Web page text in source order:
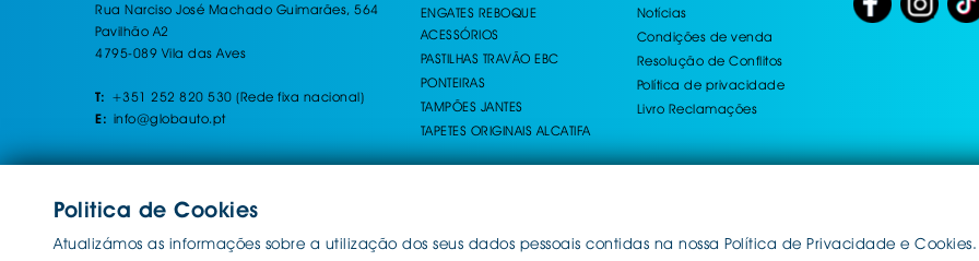
Rua Narciso José Machado Guimarães, 564
Pavilhão A2
4795-089 Vila das Aves
T: +351 252 820 530 (Rede fixa nacional)
E: info@globauto.pt
ENGATES REBOQUE
ACESSÓRIOS
PASTILHAS TRAVÃO EBC
PONTEIRAS
TAMPÕES JANTES
TAPETES ORIGINAIS ALCATIFA
Notícias
Condições de venda
Resolução de Conflitos
Política de privacidade
Livro Reclamações
Politica de Cookies
Atualizámos as informações sobre a utilização dos seus dados pessoais contidas na nossa Política de Privacidade e